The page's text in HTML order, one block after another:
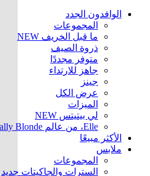
الوافدون الجدد
المجموعات
ما قبل الخريف NEW
ذروة الصيف
متوفر مجددًا
جاهز للارتداء
جينز
عرض الكل
الميزات
لي بيتيتس NEW
Elle، من عالم Legally Blonde بواسطة L’AGENCE
الأكثر مبيعًا
ملابس
المجموعات
السترات والجاكيتات جديد